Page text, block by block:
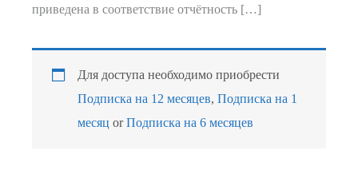
приведена в соответствие отчётность […]
Для доступа необходимо приобрести
Подписка на 12 месяцев,Подписка на 1
месяц orПодписка на 6 месяцев